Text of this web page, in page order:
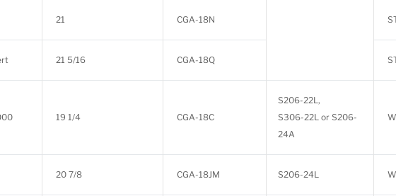
21 CGA-18N
21 5/16 CGA-18Q
19 1/4 CGA-18C
S206-22L,
S306-22L or S206-
24A
20 7/8 CGA-18JM S206-24L